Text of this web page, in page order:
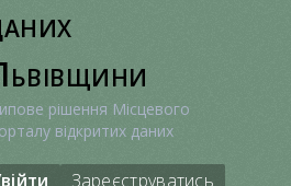
рішення Місцевого
відкритих даних
Зареєструватись